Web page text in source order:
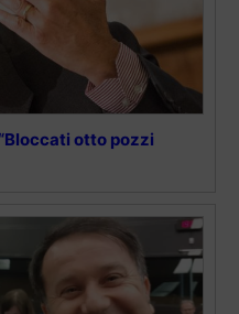
otto pozzi